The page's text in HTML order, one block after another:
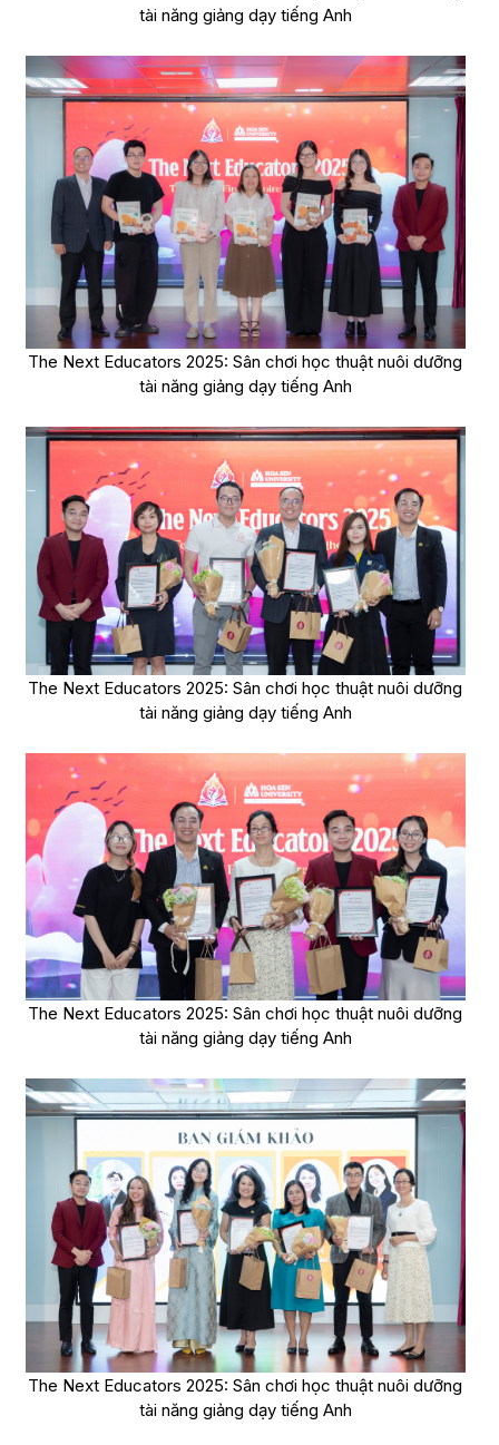
tài năng giảng dạy tiếng Anh
The Next Educators 2025: Sân chơi học thuật nuôi dưỡng
tài năng giảng dạy tiếng Anh
The Next Educators 2025: Sân chơi học thuật nuôi dưỡng
tài năng giảng dạy tiếng Anh
The Next Educators 2025: Sân chơi học thuật nuôi dưỡng
tài năng giảng dạy tiếng Anh
The Next Educators 2025: Sân chơi học thuật nuôi dưỡng
tài năng giảng dạy tiếng Anh